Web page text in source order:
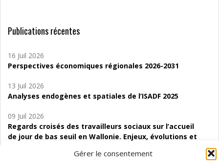
Gérer le consentement
Publications récentes
16 Juil 2026
Perspectives économiques régionales 2026-2031
13 Juil 2026
Analyses endogènes et spatiales de l’ISADF 2025
09 Juil 2026
Regards croisés des travailleurs sociaux sur l’accueil
de jour de bas seuil en Wallonie. Enjeux, évolutions et